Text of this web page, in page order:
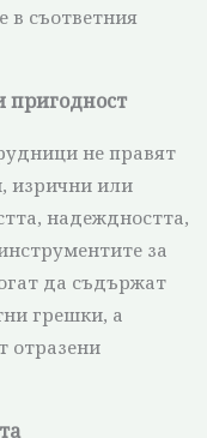
в съответния
пригодност
не правят
изрични или
надеждността,
за
да съдържат
грешки, а
отразени